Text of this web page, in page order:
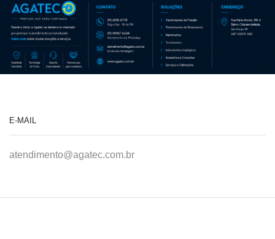
E-MAIL
atendimento@agatec.com.br